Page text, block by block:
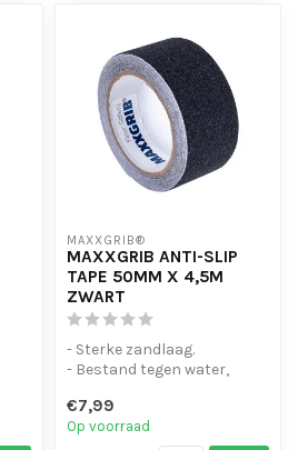
MAXXGRIB®
MAXXGRIB ANTI-SLIP
TAPE 50MM X 4,5M
ZWART
- Sterke zandlaag.
- Bestand tegen water,
- Is eenvo...
€7,99
Op voorraad